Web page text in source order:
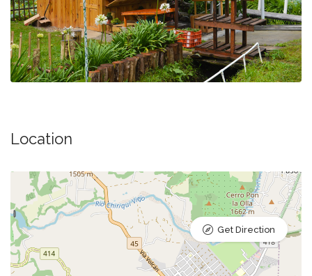
Location
Get Direction